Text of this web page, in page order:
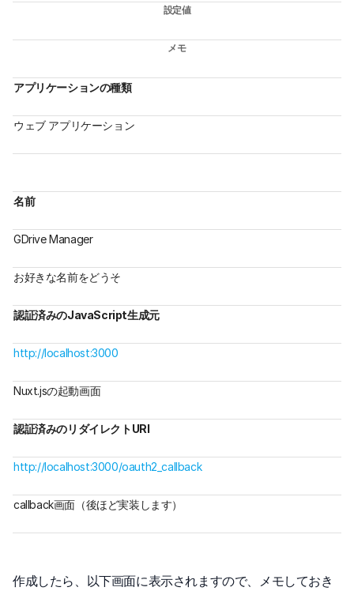
設定値
メモ
アプリケーションの種類
ウェブ アプリケーション
名前
GDrive Manager
お好きな名前をどうそ
認証済みのJavaScript生成元
http://localhost:3000
Nuxt.jsの起動画面
認証済みのリダイレクトURI
http://localhost:3000/oauth2_callback
callback画面（後ほど実装します）
作成したら、以下画面に表示されますので、メモしておき